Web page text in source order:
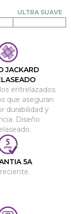
JACKARD
entrelazados
que aseguran
durabilidad y
Diseño
5A